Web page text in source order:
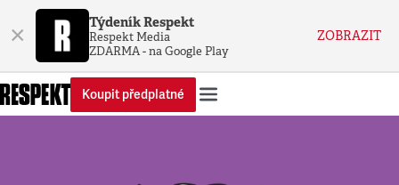
× Týdeník Respekt
Respekt Media
ZDARMA - na Google Play
ZOBRAZIT
Koupit předplatné